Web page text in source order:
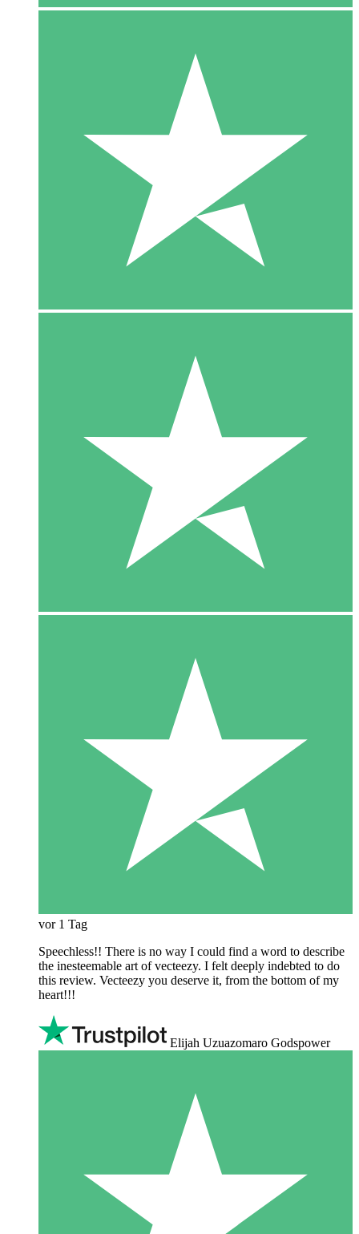
vor 1 Tag
Speechless!! There is no way I could find a word to describe
the inesteemable art of vecteezy. I felt deeply indebted to do
this review. Vecteezy you deserve it, from the bottom of my
heart!!!
Elijah Uzuazomaro Godspower